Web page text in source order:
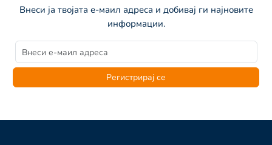
Внеси ја твојата е-маил адреса и добивај ги најновите
информации.
Регистрирај се